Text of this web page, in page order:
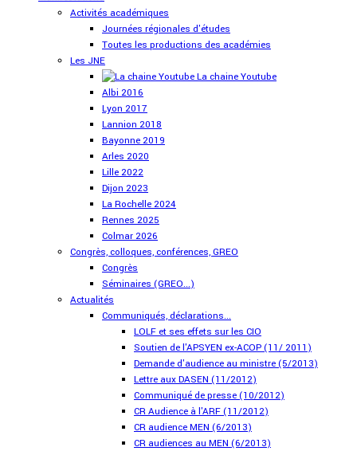
Activités académiques
Journées régionales d'études
Toutes les productions des académies
Les JNE
La chaine Youtube
Albi 2016
Lyon 2017
Lannion 2018
Bayonne 2019
Arles 2020
Lille 2022
Dijon 2023
La Rochelle 2024
Rennes 2025
Colmar 2026
Congrès, colloques, conférences, GREO
Congrès
Séminaires (GREO...)
Actualités
Communiqués, déclarations...
LOLF et ses effets sur les CIO
Soutien de l'APSYEN ex-ACOP (11/ 2011)
Demande d'audience au ministre (5/2013)
Lettre aux DASEN (11/2012)
Communiqué de presse (10/2012)
CR Audience à l'ARF (11/2012)
CR audience MEN (6/2013)
CR audiences au MEN (6/2013)